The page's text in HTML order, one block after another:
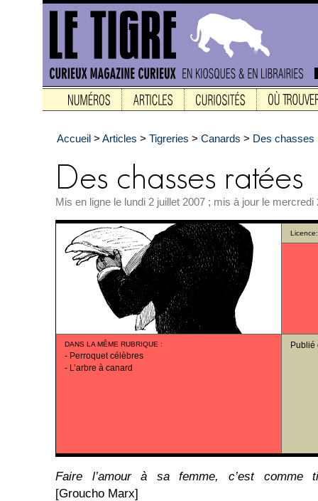
Accueil > Articles > Tigreries > Canards > Des chasses
Mis en ligne le lundi 2 juillet 2007 ; mis à jour le mercredi
DANS LA MÊME RUBRIQUE :
- Perroquet célèbres
- L’arbre à canard
Faire l’amour à sa femme, c’est comme
[Groucho Marx]